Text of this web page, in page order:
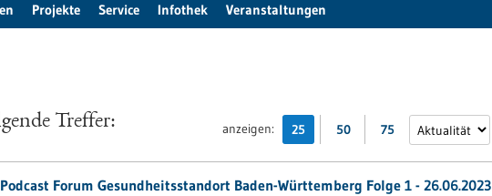
Projekte Service Infothek Veranstaltungen
anzeigen: 25 50 75
Treffer:
Podcast Forum Gesundheitsstandort Baden-Württemberg Folge 1 - 26.06.2023